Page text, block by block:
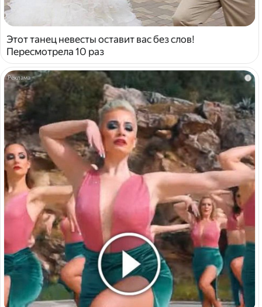
Этот танец невесты оставит вас без слов!
Пересмотрела 10 раз
i